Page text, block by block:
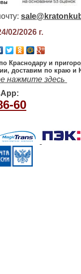
02/2026г.
Краснодару и
доставим по краю
нажмите здесь
60